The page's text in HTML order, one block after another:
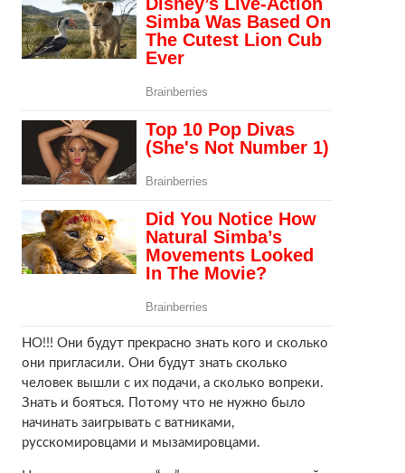
НО!!! Они будут прекрасно знать кого и сколько
они пригласили. Они будут знать сколько
человек вышли с их подачи, а сколько вопреки.
Знать и бояться. Потому что не нужно было
начинать заигрывать с ватниками,
русскомировцами и мызамировцами.